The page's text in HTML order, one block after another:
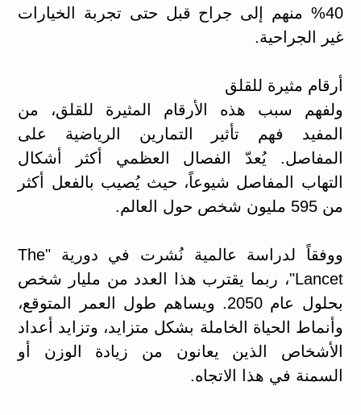
40% منهم إلى جراح قبل حتى تجربة الخيارات
غير الجراحية.
أرقام مثيرة للقلق
ولفهم سبب هذه الأرقام المثيرة للقلق، من
المفيد فهم تأثير التمارين الرياضية على
المفاصل. يُعدّ الفصال العظمي أكثر أشكال
التهاب المفاصل شيوعاً، حيث يُصيب بالفعل أكثر
من 595 مليون شخص حول العالم.
ووفقاً لدراسة عالمية نُشرت في دورية "The
Lancet"، ربما يقترب هذا العدد من مليار شخص
بحلول عام 2050. ويساهم طول العمر المتوقع،
وأنماط الحياة الخاملة بشكل متزايد، وتزايد أعداد
الأشخاص الذين يعانون من زيادة الوزن أو
السمنة في هذا الاتجاه.